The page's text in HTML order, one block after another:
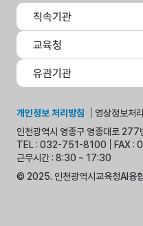
직속기관
교육청
유관기관
개인정보 처리방침
영상정보처
인천광역시 영종구 영종대로
TEL : 032-751-8100
FAX :
근무시간 : 8:30 ~ 17:30
© 2025. 인천광역시교육청AI